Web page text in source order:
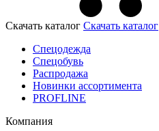
Скачать каталог Скачать каталог
Спецодежда
Спецобувь
Распродажа
Новинки ассортимента
PROFLINE
Компания